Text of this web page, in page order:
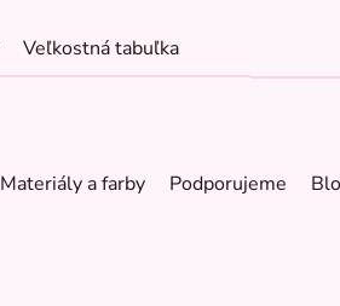
Veľkostná tabuľka
Materiály a farby Podporujeme